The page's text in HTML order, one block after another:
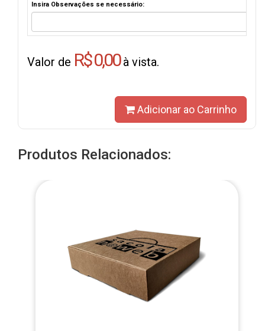
Insira Observações se necessário:
Valor de R$ 0,00à vista.
Adicionar ao Carrinho
Produtos Relacionados: